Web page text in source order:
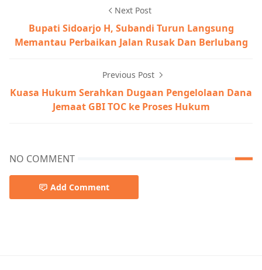
Next Post
Bupati Sidoarjo H, Subandi Turun Langsung
Memantau Perbaikan Jalan Rusak Dan Berlubang
Previous Post
Kuasa Hukum Serahkan Dugaan Pengelolaan Dana
Jemaat GBI TOC ke Proses Hukum
NO COMMENT
Add Comment